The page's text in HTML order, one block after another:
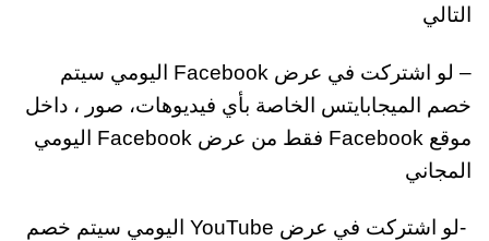
التالي
– لو اشتركت في عرض Facebook اليومي سيتم
خصم الميجابايتس الخاصة بأي فيديوهات، صور ، داخل
موقع Facebook فقط من عرض Facebook اليومي
المجاني
-لو اشتركت في عرض YouTube اليومي سيتم خصم